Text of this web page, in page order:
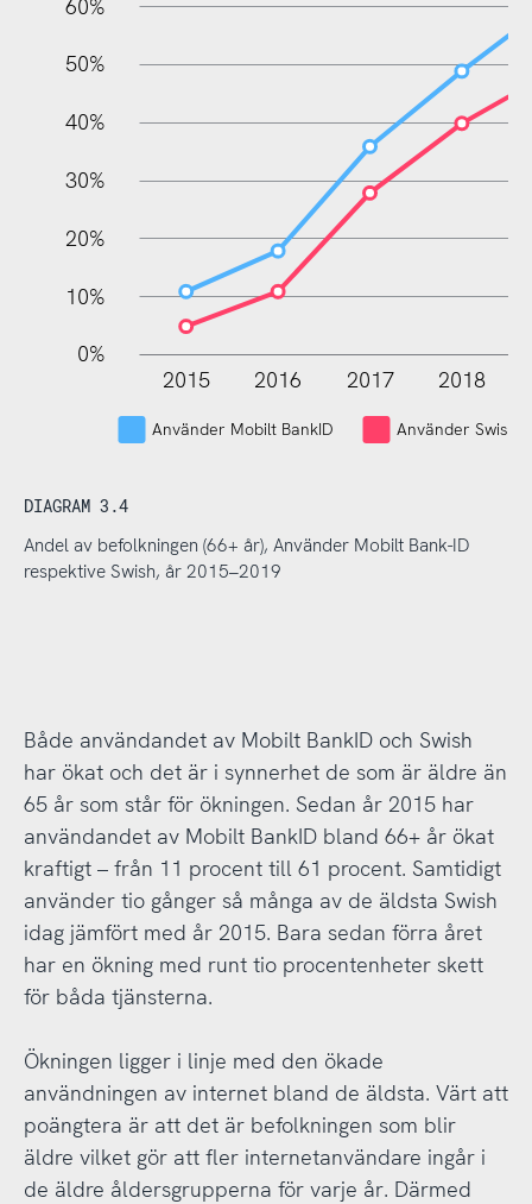
10%
60%
50%
40%
30%
20%
10%
0%
L
2015 2016 2017 2018
Använder Mobilt BankID Använder Swish
DIAGRAM 3.4
Andel av befolkningen (66+ år), Använder Mobilt Bank-ID
respektive Swish, år 2015–2019
Både användandet av Mobilt BankID och Swish
har ökat och det är i synnerhet de som är äldre än
65 år som står för ökningen. Sedan år 2015 har
användandet av Mobilt BankID bland 66+ år ökat
kraftigt – från 11 procent till 61 procent. Samtidigt
använder tio gånger så många av de äldsta Swish
idag jämfört med år 2015. Bara sedan förra året
har en ökning med runt tio procentenheter skett
för båda tjänsterna.
Ökningen ligger i linje med den ökade
användningen av internet bland de äldsta. Värt att
poängtera är att det är befolkningen som blir
äldre vilket gör att fler internetanvändare ingår i
de äldre åldersgrupperna för varje år. Därmed